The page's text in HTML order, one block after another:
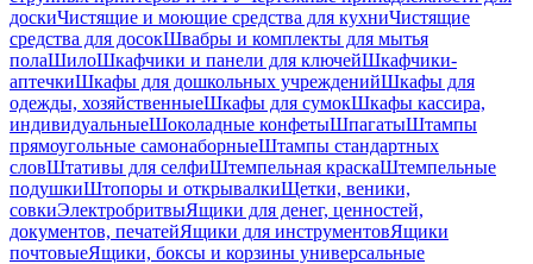
доскиЧистящие и моющие средства для кухниЧистящие
средства для досокШвабры и комплекты для мытья
полаШилоШкафчики и панели для ключейШкафчики-
аптечкиШкафы для дошкольных учрежденийШкафы для
одежды, хозяйственныеШкафы для сумокШкафы кассира,
индивидуальныеШоколадные конфетыШпагатыШтампы
прямоугольные самонаборныеШтампы стандартных
словШтативы для селфиШтемпельная краскаШтемпельные
подушкиШтопоры и открывалкиЩетки, веники,
совкиЭлектробритвыЯщики для денег, ценностей,
документов, печатейЯщики для инструментовЯщики
почтовыеЯщики, боксы и корзины универсальные